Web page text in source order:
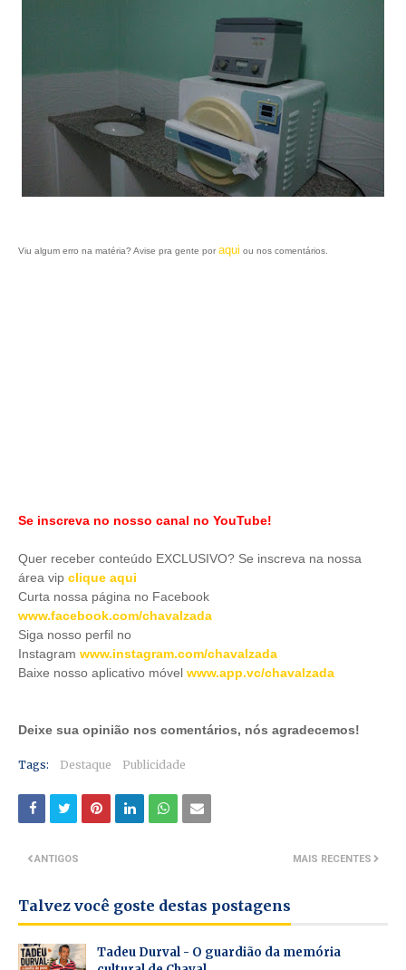
Viu algum erro na matéria? Avise pra gente por aqui ou nos comentários.
Se inscreva no nosso canal no YouTube!
Quer receber conteúdo EXCLUSIVO? Se inscreva na nossa
área vip clique aqui
Curta nossa página no Facebook
www.facebook.com/chavalzada
Siga nosso perfil no
Instagram www.instagram.com/chavalzada
Baixe nosso aplicativo móvel www.app.vc/chavalzada
Deixe sua opinião nos comentários, nós agradecemos!
Tags: Destaque Publicidade
MAIS RECENTES
ANTIGOS
Talvez você goste destas postagens
Tadeu Durval - O guardião da memória